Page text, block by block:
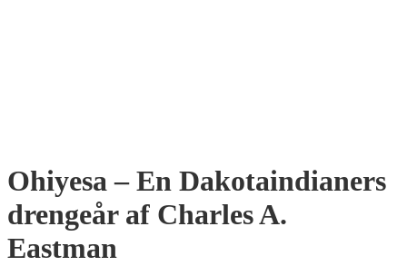
Ohiyesa – En Dakotaindianers
drengeår af Charles A.
Eastman